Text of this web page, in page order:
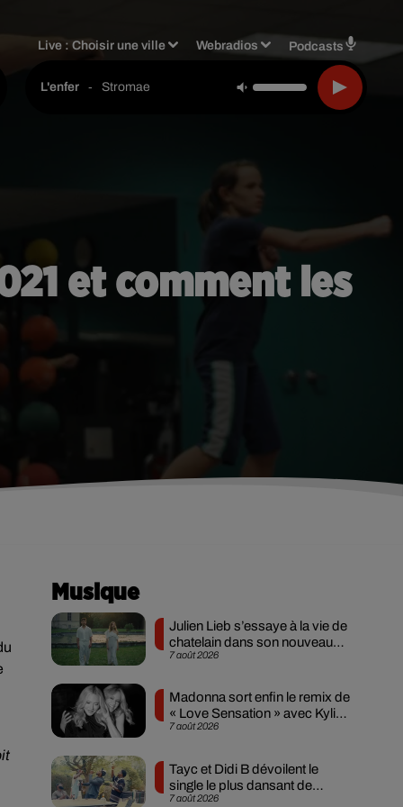
Live :Choisir une ville Webradios Podcasts
L'enfer - Stromae
et comment les
Musique
7 août 2026
Julien Lieb s’essaye à la vie de
chatelain dans son nouveau
clip
7 août 2026
Madonna sort enfin le remix de
« Love Sensation » avec Kylie
Minogue
7 août 2026
Tayc et Didi B dévoilent le
single le plus dansant de
l’année